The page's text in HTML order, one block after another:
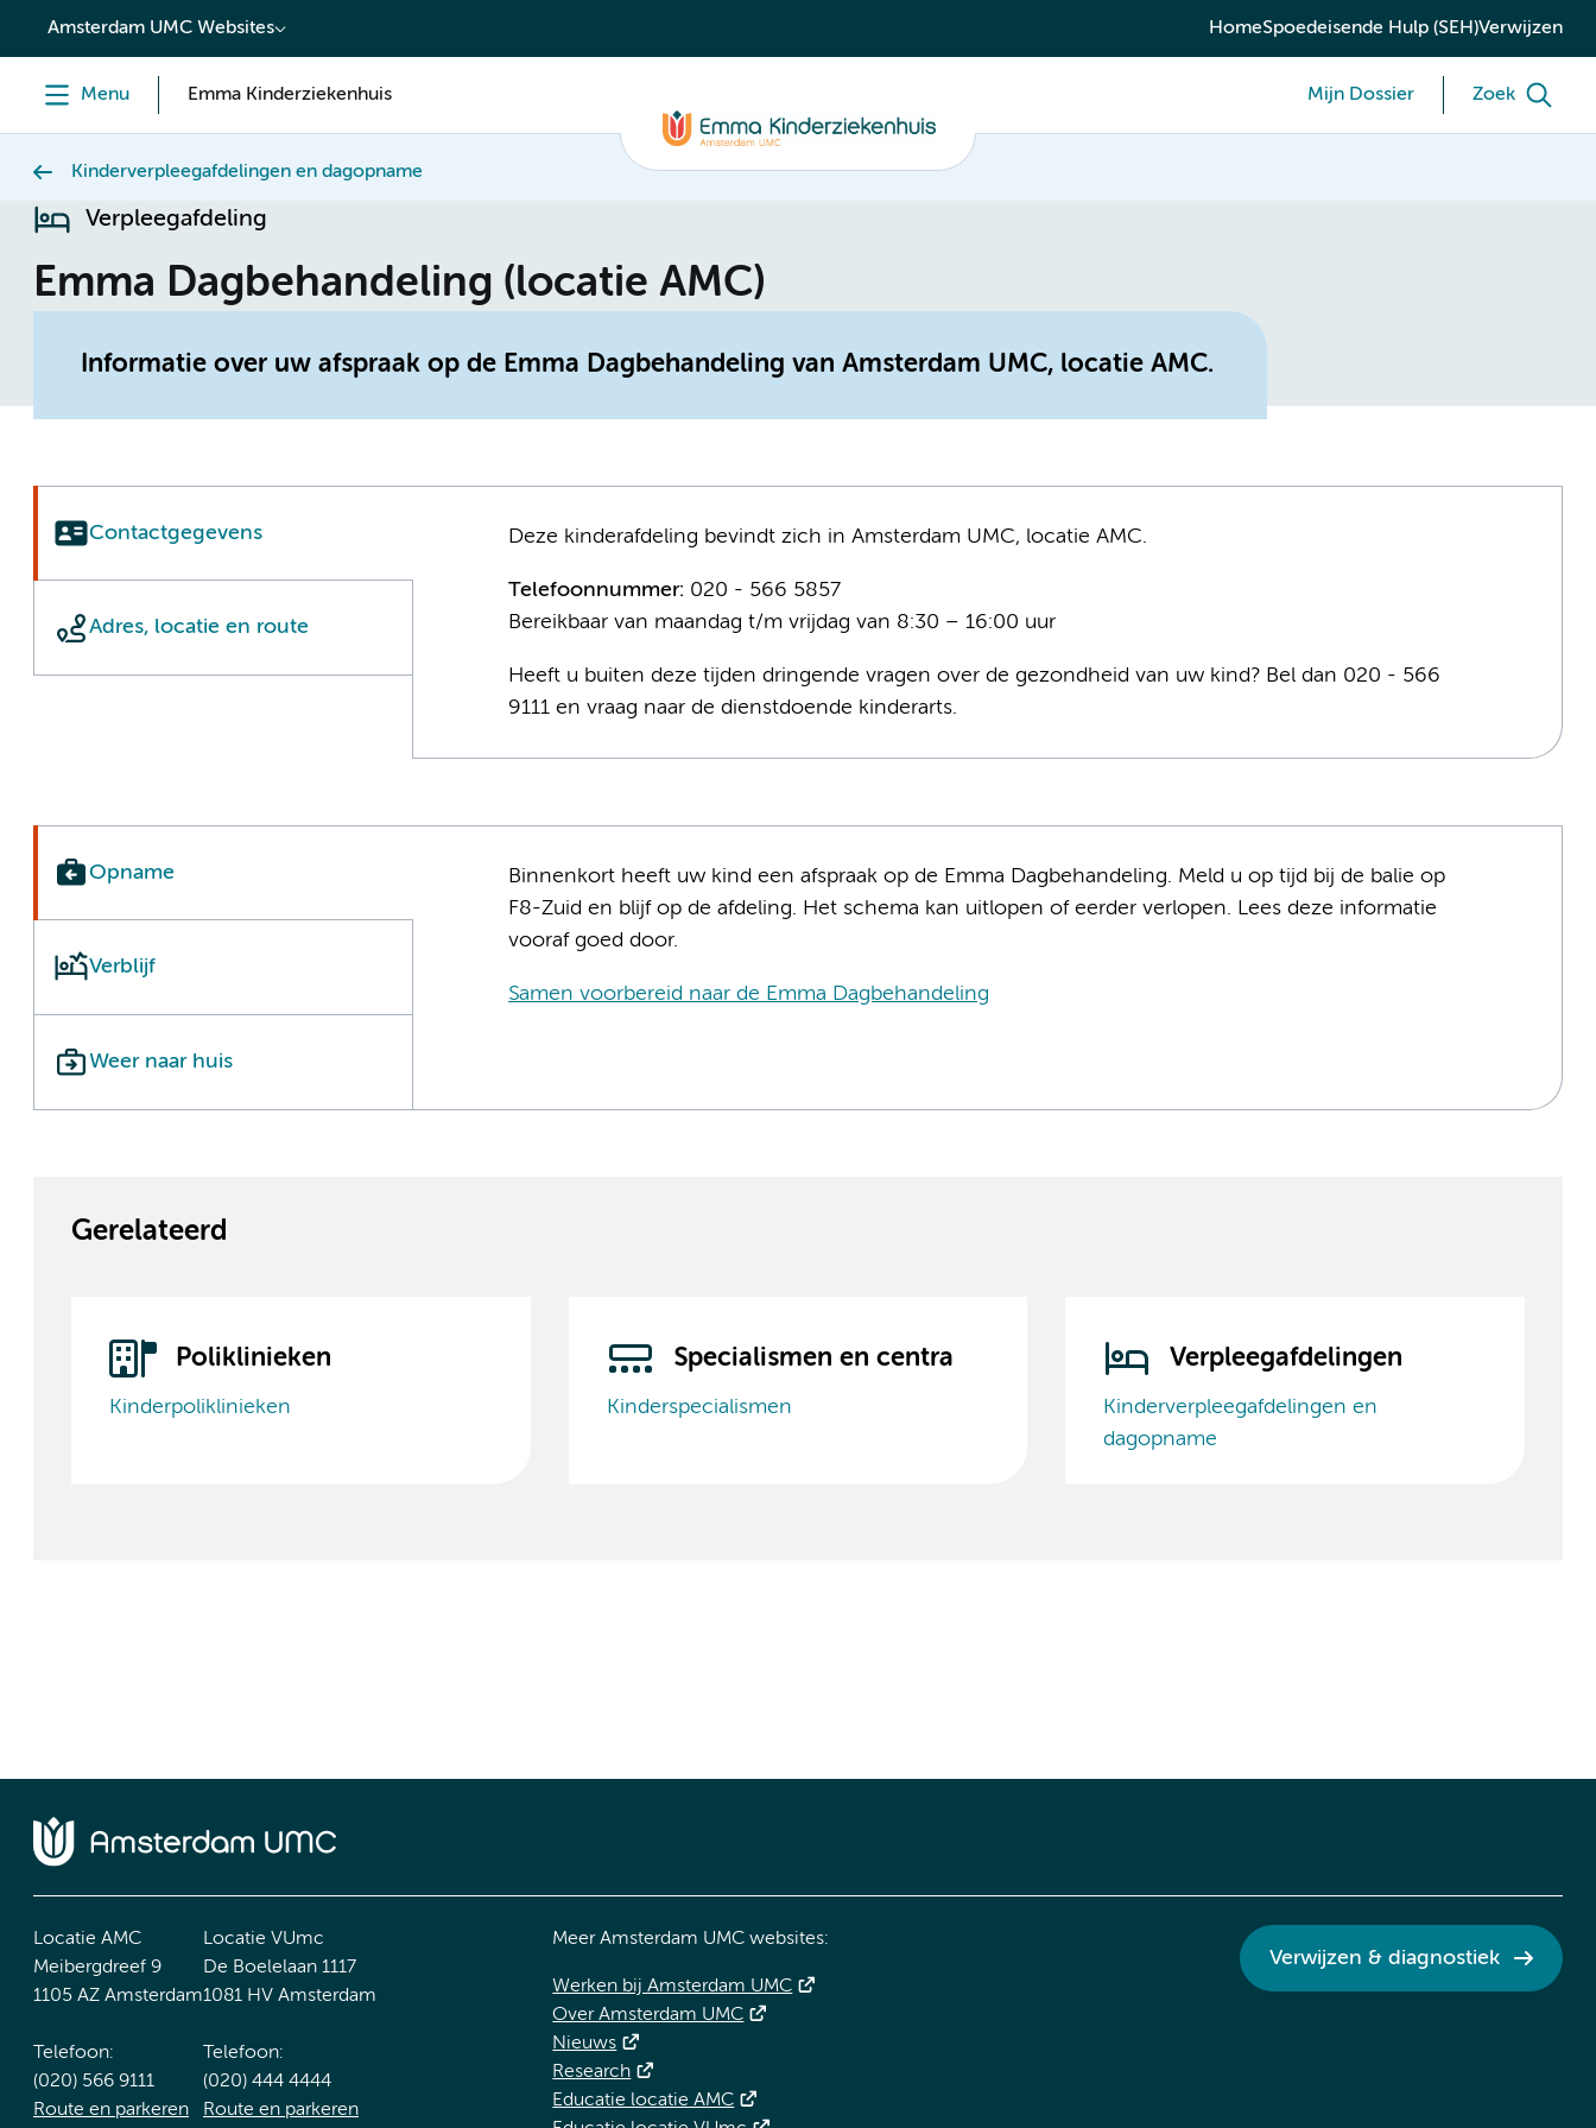
content
Amsterdam UMC Websites HomeSpoedeisende Hulp (SEH)Verwijzen
Menu Emma Kinderziekenhuis Mijn Dossier Zoek
Kinderverpleegafdelingen en dagopname
Verpleegafdeling
Emma Dagbehandeling (locatie AMC)
Informatie over uw afspraak op de Emma Dagbehandeling van Amsterdam UMC, locatie AMC.
Contactgegevens
Adres, locatie en route
Deze kinderafdeling bevindt zich in Amsterdam UMC, locatie AMC.
Telefoonnummer: 020 - 566 5857
Bereikbaar van maandag t/m vrijdag van 8:30 – 16:00 uur
Heeft u buiten deze tijden dringende vragen over de gezondheid van uw kind? Bel dan 020 - 566
9111 en vraag naar de dienstdoende kinderarts.
Opname
Verblijf
Weer naar huis
Binnenkort heeft uw kind een afspraak op de Emma Dagbehandeling. Meld u op tijd bij de balie op
F8-Zuid en blijf op de afdeling. Het schema kan uitlopen of eerder verlopen. Lees deze informatie
vooraf goed door.
Samen voorbereid naar de Emma Dagbehandeling
Gerelateerd
Poliklinieken
Kinderpoliklinieken
Specialismen en centra
Kinderspecialismen
Verpleegafdelingen
Kinderverpleegafdelingen en
dagopname
Locatie AMC
Meibergdreef 9
1105 AZ Amsterdam
Telefoon:
(020) 566 9111
Route en parkeren
Locatie VUmc
De Boelelaan 1117
1081 HV Amsterdam
Telefoon:
(020) 444 4444
Route en parkeren
Meer Amsterdam UMC websites:
Werken bij Amsterdam UMC
Over Amsterdam UMC
Nieuws
Research
Educatie locatie AMC
Verwijzen & diagnostiek